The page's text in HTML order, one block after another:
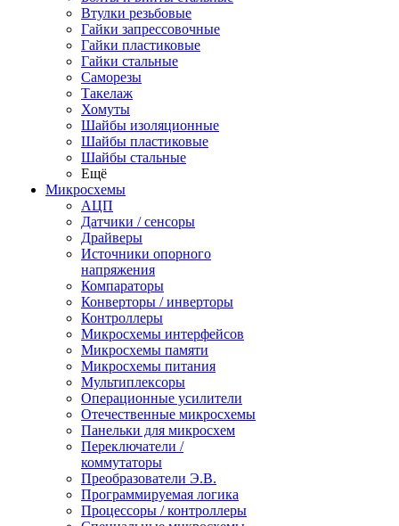
Втулки резьбовые
Гайки запрессовочные
Гайки пластиковые
Гайки стальные
Саморезы
Такелаж
Хомуты
Шайбы изоляционные
Шайбы пластиковые
Шайбы стальные
Ещё
Микросхемы
АЦП
Датчики / сенсоры
Драйверы
Источники опорного
напряжения
Компараторы
Конверторы / инверторы
Контроллеры
Микросхемы интерфейсов
Микросхемы памяти
Микросхемы питания
Мультиплексоры
Операционные усилители
Отечественные микросхемы
Панельки для микросхем
Переключатели /
коммутаторы
Преобразователи Э.В.
Программируемая логика
Процессоры / контроллеры